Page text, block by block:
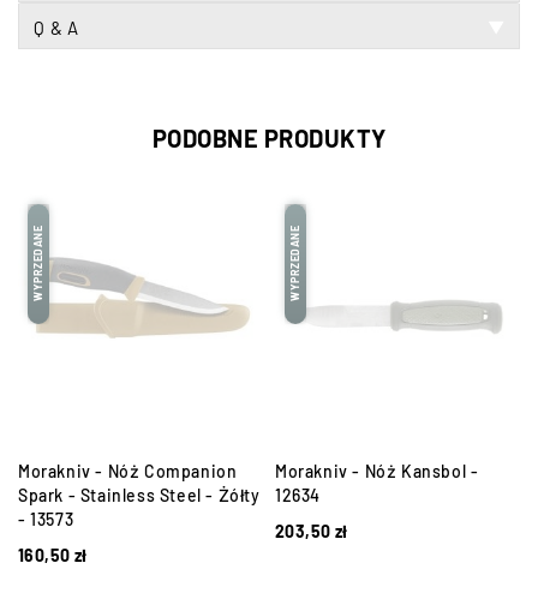
Q & A
PODOBNE PRODUKTY
WYPRZEDANE
Morakniv - Nóż Companion
Spark - Stainless Steel - Żółty
- 13573
160,50 zł
WYPRZEDANE
Morakniv - Nóż Kansbol -
12634
203,50 zł